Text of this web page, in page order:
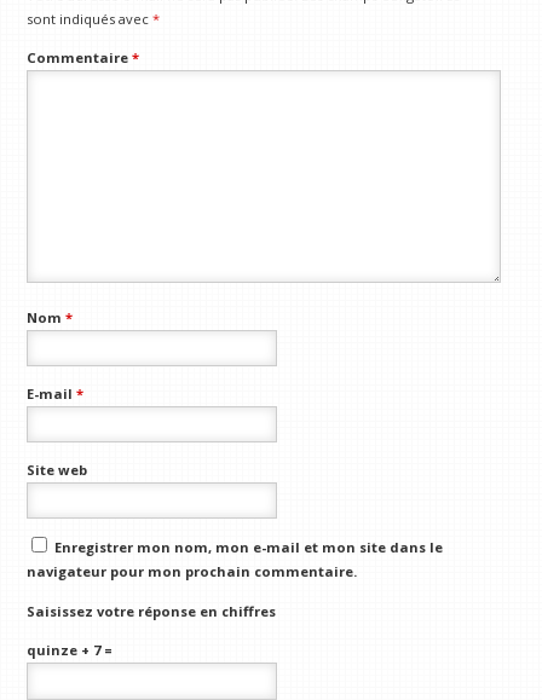
sont indiqués avec*
Commentaire*
Nom*
E-mail*
Site web
Enregistrer mon nom, mon e-mail et mon site dans le
navigateur pour mon prochain commentaire.
Saisissez votre réponse en chiffres
quinze + 7 =